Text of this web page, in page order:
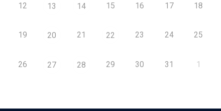
12 13 14 15 16 17 18
19 20 21 22 23 24 25
26 27 28 29 30 31 1